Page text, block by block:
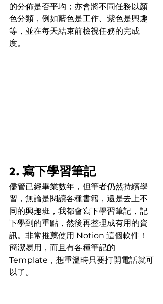
的分佈是否平均；亦會將不同任務以顏
色分類，例如藍色是工作、紫色是興趣
等，並在每天結束前檢視任務的完成
度。
2. 寫下學習筆記
儘管已經畢業數年，但筆者仍然持續學
習，無論是閱讀各種書籍，還是去上不
同的興趣班，我都會寫下學習筆記，記
下學到的重點，然後再整理成有用的資
訊。非常推薦使用 Notion 這個軟件！
簡潔易用，而且有各種筆記的
Template，想重溫時只要打開電話就可
以了。